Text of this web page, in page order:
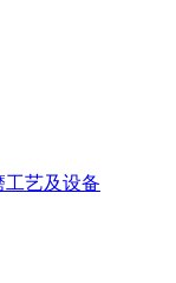
艺及设备